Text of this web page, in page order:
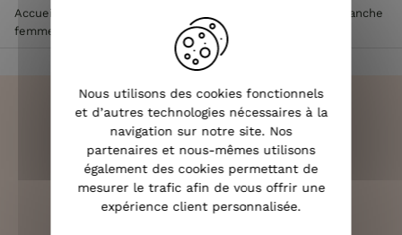
Accueil
Veste sans manche
femme à capuche fausse fourrure
LIVRAISON RAPIDE
OFFERTE DÈS 70€
Nous utilisons des cookies fonctionnels
et d’autres technologies nécessaires à la
navigation sur notre site. Nos
partenaires et nous-mêmes utilisons
également des cookies permettant de
mesurer le trafic afin de vous offrir une
expérience client personnalisée.